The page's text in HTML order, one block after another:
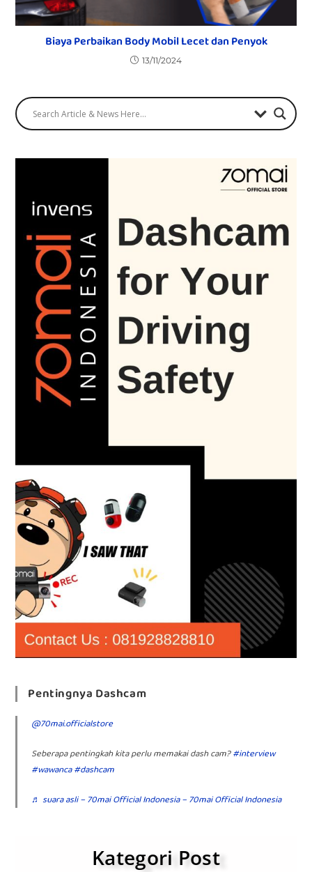
Biaya Perbaikan Body Mobil Lecet dan Penyok
13/11/2024
Pentingnya Dashcam
@70mai.officialstore
Seberapa pentingkah kita perlu memakai dash cam?#interview
#wawanca#dashcam
♬ suara asli – 70mai Official Indonesia – 70mai Official Indonesia
Kategori Post